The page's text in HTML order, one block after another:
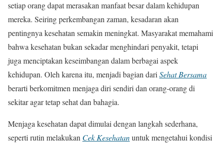
setiap orang dapat merasakan manfaat besar dalam kehidupan
mereka. Seiring perkembangan zaman, kesadaran akan
pentingnya kesehatan semakin meningkat. Masyarakat memahami
bahwa kesehatan bukan sekadar menghindari penyakit, tetapi
juga menciptakan keseimbangan dalam berbagai aspek
kehidupan. Oleh karena itu, menjadi bagian dari Sehat Bersama
berarti berkomitmen menjaga diri sendiri dan orang-orang di
sekitar agar tetap sehat dan bahagia.
Menjaga kesehatan dapat dimulai dengan langkah sederhana,
seperti rutin melakukan Cek Kesehatanuntuk mengetahui kondisi